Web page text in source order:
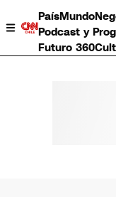
PaísMundo
Podcast y
Futuro 360